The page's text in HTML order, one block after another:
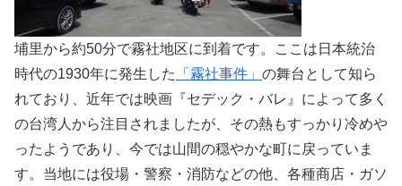
埔里から約50分で霧社地区に到着です。ここは日本統治
時代の1930年に発生した
「霧社事件」 の舞台として知ら
れており、近年では映画『セデック・バレ』によって多く
の台湾人から注目されましたが、その熱もすっかり冷めや
ったようであり、今では山間の穏やかな町に戻っていま
す。当地には役場・警察・消防などの他、各種商店・ガソ